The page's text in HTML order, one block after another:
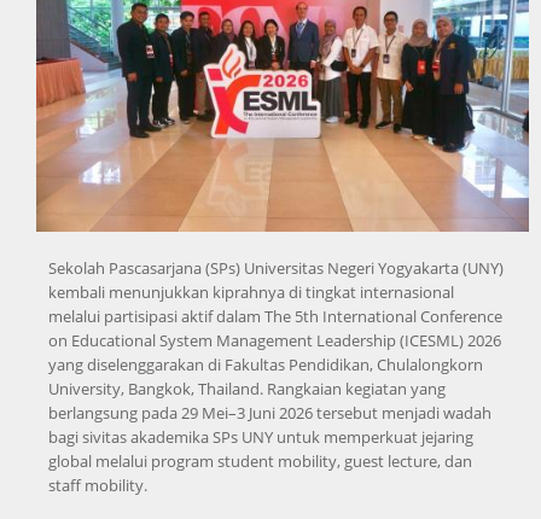
Sekolah Pascasarjana (SPs) Universitas Negeri Yogyakarta (UNY)
kembali menunjukkan kiprahnya di tingkat internasional
melalui partisipasi aktif dalam The 5th International Conference
on Educational System Management Leadership (ICESML) 2026
yang diselenggarakan di Fakultas Pendidikan, Chulalongkorn
University, Bangkok, Thailand. Rangkaian kegiatan yang
berlangsung pada 29 Mei–3 Juni 2026 tersebut menjadi wadah
bagi sivitas akademika SPs UNY untuk memperkuat jejaring
global melalui program student mobility, guest lecture, dan
staff mobility.